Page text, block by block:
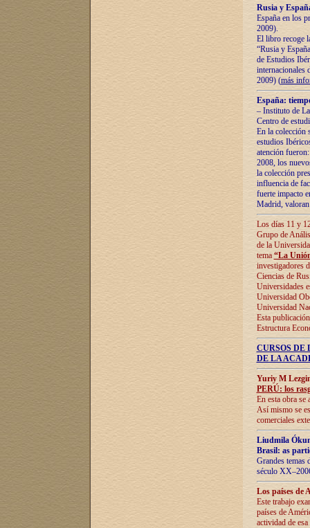
Rusia y
España en los
2009).
El libro recoge
“Rusia y
de Estudios
internacionales
2009) (más
España:
– Instituto de
Centro de
En la colección
estudios
atención
2008, los
la colección
influencia de
fuerte impacto
Madrid,
Los días 11 y
Grupo de
de la
tema “La
investigadores
Ciencias de
Universidades
Universidad
Universidad
Esta
Estructura
CURSOS
DE LA
Yuriy M
PERÚ: los
En esta obra se
Así mismo se
comerciales
Liudmila
Brasil: as
Grandes temas
século
Los países de
Este trabajo
países de
actividad de